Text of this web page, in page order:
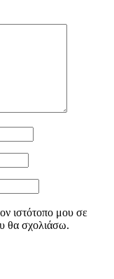
ιστότοπο μου σε
θα σχολιάσω.